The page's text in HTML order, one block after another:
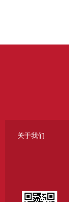
关于我们